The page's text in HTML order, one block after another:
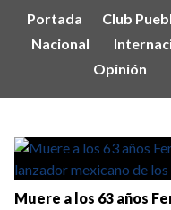
Portada Club
Nacional
Opinión
Muere a los 63 años